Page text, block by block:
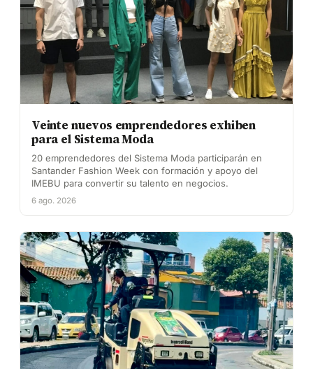
Veinte nuevos emprendedores exhiben
para el Sistema Moda
20 emprendedores del Sistema Moda participarán en
Santander Fashion Week con formación y apoyo del
IMEBU para convertir su talento en negocios.
6 ago. 2026